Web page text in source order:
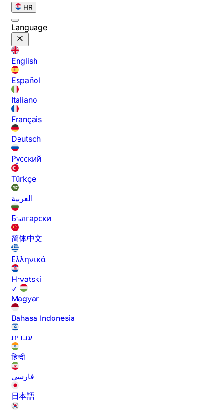
HR
Language
English
Español
Italiano
Français
Deutsch
Русский
Türkçe
العربية
Български
简体中文
Ελληνικά
Hrvatski
✓
Magyar
Bahasa Indonesia
עברית
हिन्दी
فارسی
日本語